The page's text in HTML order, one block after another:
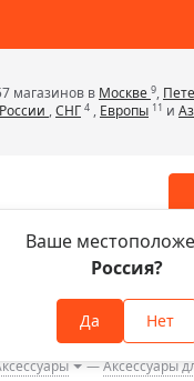
магазинов в Москве 9,
,СНГ 4 , Европы 11 и
Ваше
Россия?
Да Нет
Оплата и
Аксессуары